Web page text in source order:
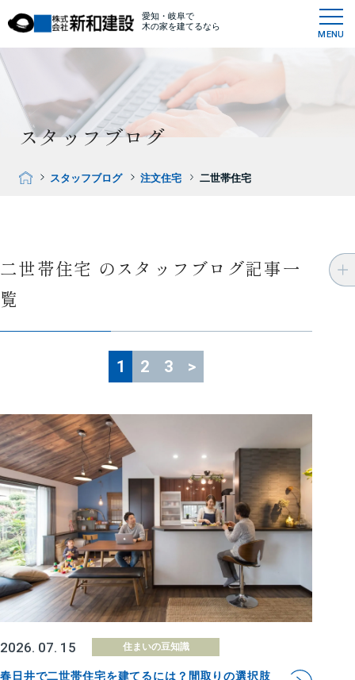
愛知・岐阜で
木の家を建てるなら
MENU
スタッフブログ
スタッフブログ 注文住宅 二世帯住宅
二世帯住宅 のスタッフブログ記事一
覧
1 2 3 >
2026. 07. 15 住まいの豆知識
春日井で二世帯住宅を建てるには？間取りの選択肢